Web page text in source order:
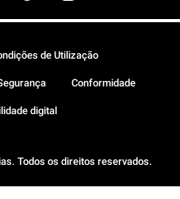
Todos os direitos reservados.
de Utilização
Conformidade
digital